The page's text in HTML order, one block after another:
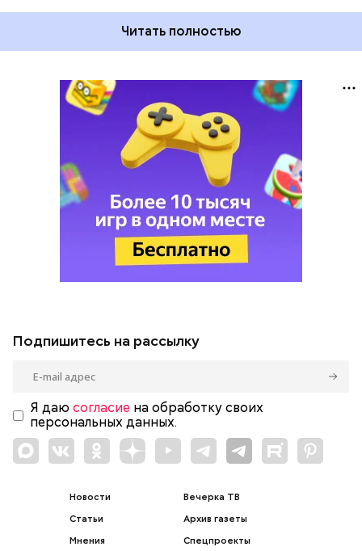
Читать полностью
Подпишитесь на рассылку
Я даю согласие на обработку своих
персональных данных.
Новости
Статьи
Мнения
Вечерка ТВ
Архив газеты
Спецпроекты